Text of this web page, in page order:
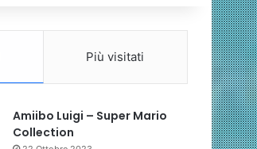
Più visitati
Amiibo Luigi – Super Mario
Collection